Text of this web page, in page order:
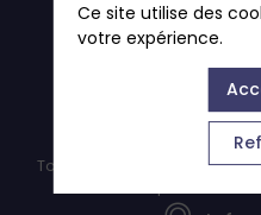
Toutes les informations
Ce site utilise des
votre expérience.